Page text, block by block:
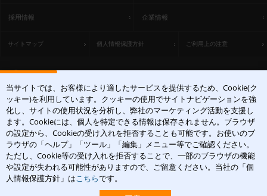
当サイトでは、お客様により適したサービスを提供するため、Cookie(ク
ッキー)を利用しています。クッキーの使用でサイトナビゲーションを強
化し、サイトの使用状況を分析し、弊社のマーケティング活動を支援し
ます。Cookieには、個人を特定できる情報は保存されません。ブラウザ
の設定から、Cookieの受け入れを拒否することも可能です。お使いのブ
ラウザの「ヘルプ」「ツール」「編集」メニュー等でご確認ください。
ただし、Cookie等の受け入れを拒否することで、一部のブラウザの機能
や設定が失われる可能性がありますので、ご留意ください。当社の「個
人情報保護方針」はこちらです。
採用情報 企業情報
サイトマップ 個人情報保護方針 ご利用上の注意
ACCESS
〒531-0071 大阪府大阪市北区中津1丁目5-22
[アクセスマップ]
皮膚科学領域での卓越した貢献を